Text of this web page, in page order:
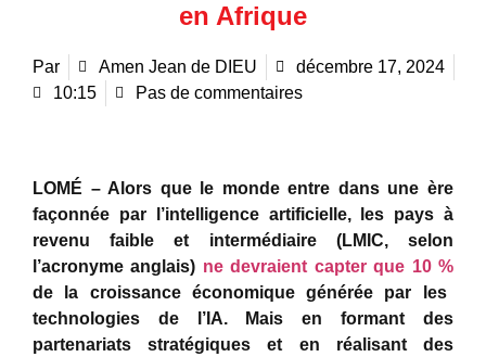
en Afrique
Par Amen Jean de DIEU
décembre 17, 2024
10:15
Pas de commentaires
LOMÉ – Alors que le monde entre dans une ère
façonnée par l’intelligence artificielle, les pays à
revenu faible et intermédiaire (LMIC, selon
l’acronyme anglais) ne devraient capter que 10 %
de la croissance économique générée par les
technologies de l’IA. Mais en formant des
partenariats stratégiques et en réalisant des